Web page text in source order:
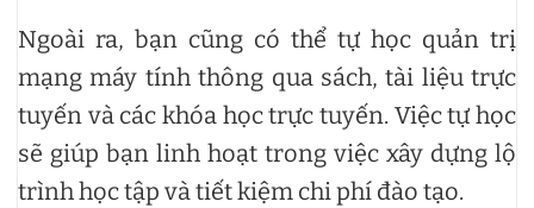
Ngoài ra, bạn cũng có thể tự học quản trị
mạng máy tính thông qua sách, tài liệu trực
tuyến và các khóa học trực tuyến. Việc tự học
sẽ giúp bạn linh hoạt trong việc xây dựng lộ
trình học tập và tiết kiệm chi phí đào tạo.